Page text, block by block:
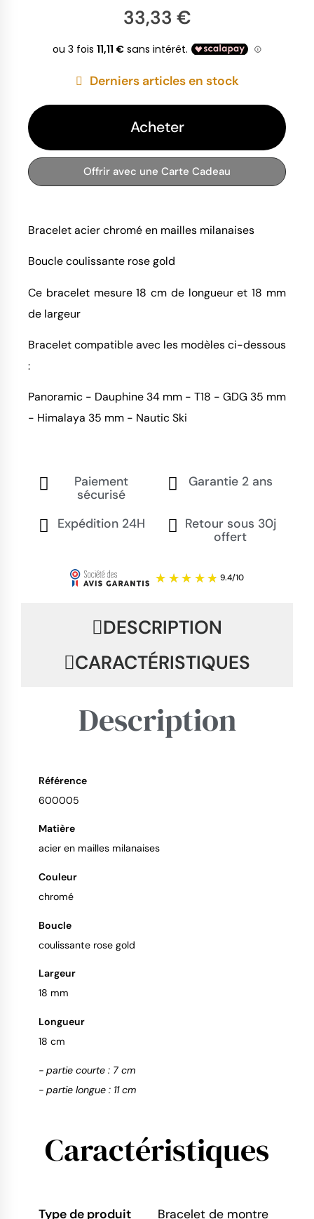
33,33 €
Derniers articles en stock
Acheter
Offrir avec une Carte Cadeau
Bracelet acier chromé en mailles milanaises
Boucle coulissante rose gold
Ce bracelet mesure 18 cm de longueur et 18 mm
de largeur
Bracelet compatible avec les modèles ci-dessous
:
Panoramic - Dauphine 34 mm - T18 - GDG 35 mm
- Himalaya 35 mm - Nautic Ski
Paiement
sécurisé
Garantie 2 ans
Expédition 24H
Retour sous 30j
offert
DESCRIPTION
CARACTÉRISTIQUES
Description
Référence
600005
Matière
acier en mailles milanaises
Couleur
chromé
Boucle
coulissante rose gold
Largeur
18 mm
Longueur
18 cm
- partie courte : 7 cm
- partie longue : 11 cm
Caractéristiques
Type de produit Bracelet de montre